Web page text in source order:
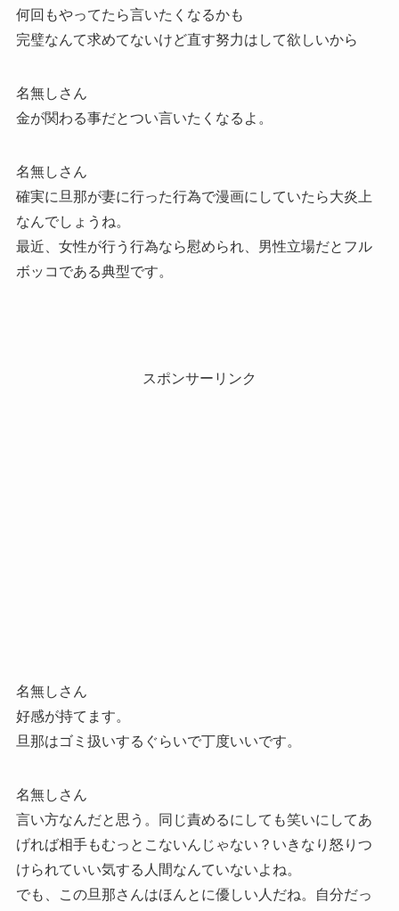
何回もやってたら言いたくなるかも
完璧なんて求めてないけど直す努力はして欲しいから
名無しさん
金が関わる事だとつい言いたくなるよ。
名無しさん
確実に旦那が妻に行った行為で漫画にしていたら大炎上
なんでしょうね。
最近、女性が行う行為なら慰められ、男性立場だとフル
ボッコである典型です。
スポンサーリンク
名無しさん
好感が持てます。
旦那はゴミ扱いするぐらいで丁度いいです。
名無しさん
言い方なんだと思う。同じ責めるにしても笑いにしてあ
げれば相手もむっとこないんじゃない？いきなり怒りつ
けられていい気する人間なんていないよね。
でも、この旦那さんはほんとに優しい人だね。自分だっ